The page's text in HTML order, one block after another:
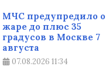
МЧС предупредило о
жаре до плюс 35
градусов в Москве 7
августа
07.08.2026 11:34